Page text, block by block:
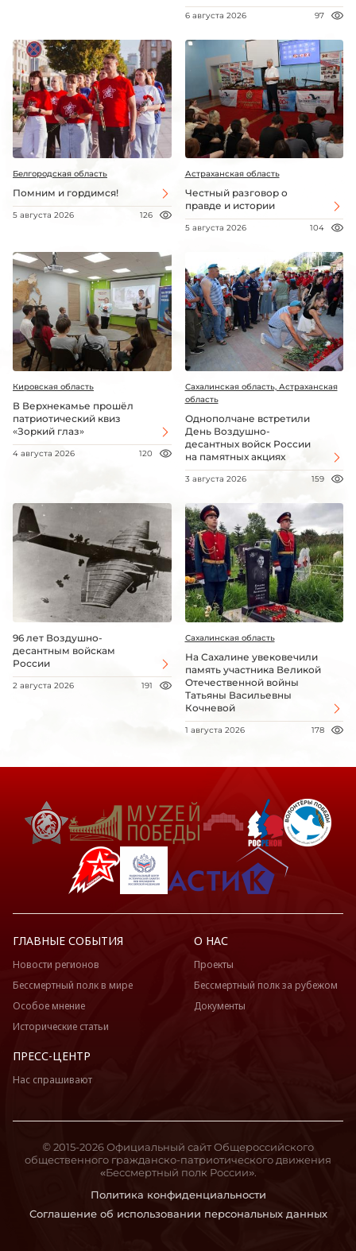
6 августа 2026 97
Белгородская область
Помним и гордимся!
5 августа 2026 126
Астраханская область
Честный разговор о
правде и истории
5 августа 2026 104
Кировская область
В Верхнекамье прошёл
патриотический квиз
«Зоркий глаз»
4 августа 2026 120
Сахалинская область, Астраханская
область
Однополчане встретили
День Воздушно-
десантных войск России
на памятных акциях
3 августа 2026 159
96 лет Воздушно-
десантным войскам
России
2 августа 2026 191
Сахалинская область
На Сахалине увековечили
память участника Великой
Отечественной войны
Татьяны Васильевны
Кочневой
1 августа 2026 178
ГЛАВНЫЕ СОБЫТИЯ
Новости регионов
Бессмертный полк в мире
Особое мнение
Исторические статьи
О НАС
Проекты
Бессмертный полк за рубежом
Документы
ПРЕСС-ЦЕНТР
Нас спрашивают
Политика конфиденциальности
Соглашение об использовании персональных данных
© 2015-2026 Официальный сайт Общероссийского
общественного гражданско-патриотического движения
«Бессмертный полк России».